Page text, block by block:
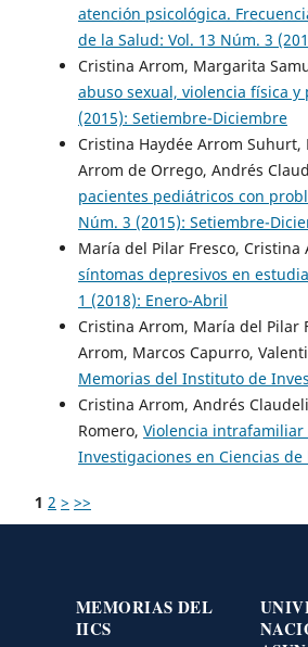
atención psicológica.
de la Salud: Vol. 13 Núm. 3
Cristina Arrom, Margarita
abuso sexual, violencia física y
(2015): Setiembre-Diciembre
Cristina Haydée Arrom
Arrom de Orrego, Andrés
pacientes pediátricos con
Núm. 3 (2015): Setiembre-
María del Pilar Fresco,
síntomas depresivos en
1 (2018): Enero-Abril
Cristina Arrom, María del Pilar
Arrom, Marcos Capurro,
Memorias del Instituto de
Cristina Arrom, Andrés
Romero, Violencia
Investigaciones en Ciencias
1 2 > >>
MEMORIAS DEL
IICS